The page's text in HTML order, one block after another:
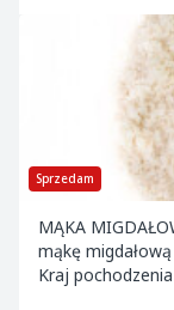
Sprzedam
MĄKA
mąkę
Kraj